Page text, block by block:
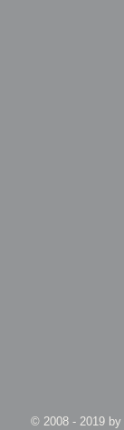
© 2008 - 2019 by